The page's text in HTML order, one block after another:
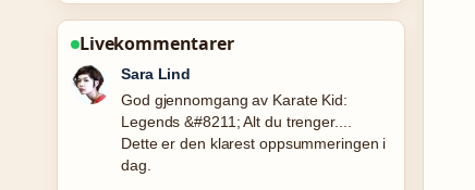
Livekommentarer
Ingrid Nilsen
Folgjer Перевести с норвежского на
русский: лучшие переводчики tett –
setter pris pa den balanserte tonen her.
4 MIN SIDEN